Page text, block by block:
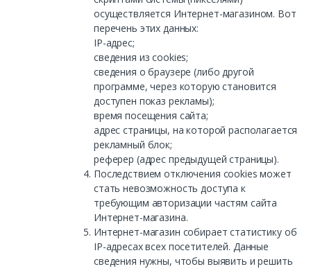
осуществляется Интернет-магазином. Вот
перечень этих данных:
IP-адрес;
сведения из cookies;
сведения о браузере (либо другой
программе, через которую становится
доступен показ рекламы);
время посещения сайта;
адрес страницы, на которой располагается
рекламный блок;
реферер (адрес предыдущей страницы).
Последствием отключения cookies может
стать невозможность доступа к
требующим авторизации частям сайта
Интернет-магазина.
Интернет-магазин собирает статистику об
IP-адресах всех посетителей. Данные
сведения нужны, чтобы выявить и решить